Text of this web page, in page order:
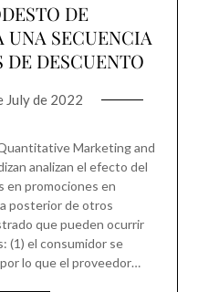
DE
UNA SECUENCIA
DESCUENTO
July de 2022
Marketing and
analizan el efecto del
en promociones en
posterior de otros
que pueden ocurrir
(1) el consumidor se
lo que el proveedor…